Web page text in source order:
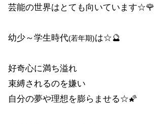
芸能の世界はとても向いています☆🌹
幼少～学生時代(若年期)は☆🔮
好奇心に満ち溢れ
束縛されるのを嫌い
自分の夢や理想を膨らませる☆🌠